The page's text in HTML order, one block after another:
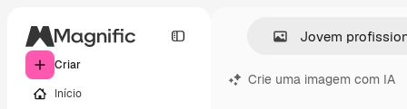
Criar
Início
Crie uma imagem com IA